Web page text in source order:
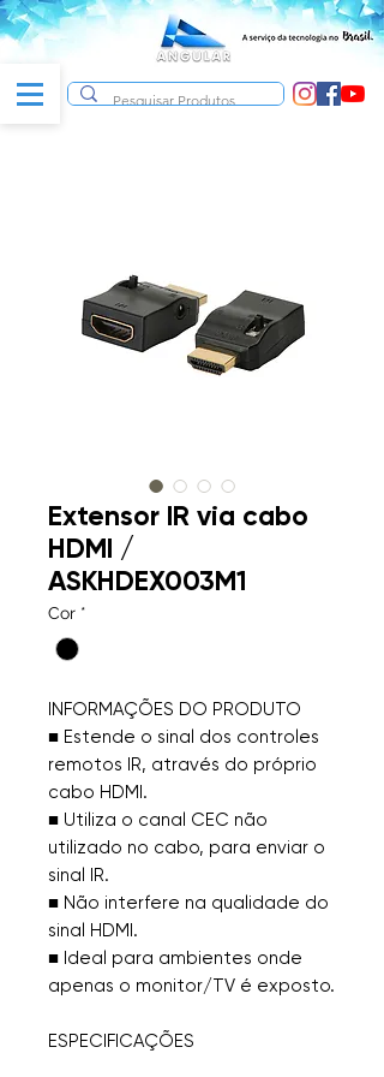
Extensor IR via cabo
HDMI /
ASKHDEX003M1
Cor *
INFORMAÇÕES DO PRODUTO
■ Estende o sinal dos controles
remotos IR, através do próprio
cabo HDMI.
■ Utiliza o canal CEC não
utilizado no cabo, para enviar o
sinal IR.
■ Não interfere na qualidade do
sinal HDMI.
■ Ideal para ambientes onde
apenas o monitor/TV é exposto.
ESPECIFICAÇÕES